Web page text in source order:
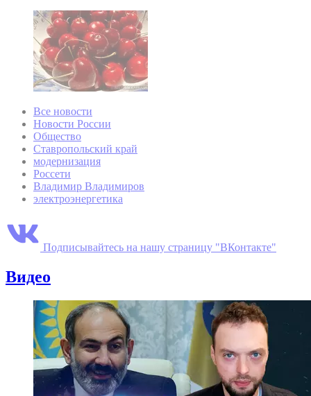
Все новости
Новости России
Общество
Ставропольский край
модернизация
Россети
Владимир Владимиров
электроэнергетика
Подписывайтесь на нашу страницу "ВКонтакте"
Видео